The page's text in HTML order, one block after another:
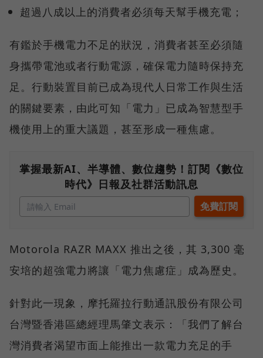
超過八成以上的消費者必須每天幫手機充電；
有鑑於手機電力不足的狀況，消費者甚至必須隨
身攜帶電池或者行動電源，確保電力隨時保持充
足。行動裝置目前已成為現代人日常工作與生活
的關鍵要素，由此可知「電力」已成為智慧型手
機使用上的重大議題，甚至形成一種焦慮。
掌握最新AI、半導體、數位趨勢！訂閱《數位
時代》日報及社群活動訊息
Motorola RAZR MAXX 推出之後，其 3,300 毫
安培的超強電力將讓「電力焦慮症」成為歷史。
針對此一現象，摩托羅拉行動通訊股份有限公司
台灣暨香港區總經理馬肇文表示：「我們了解台
灣消費者渴望市面上能推出一款電力充足的手